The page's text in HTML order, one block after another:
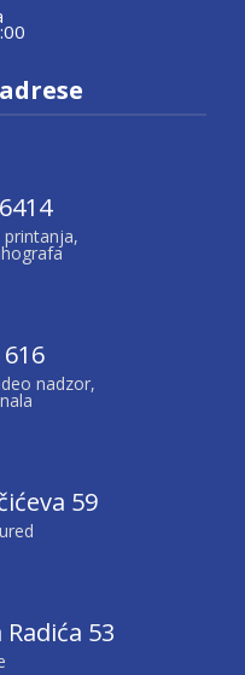
printanja,
nadzor,
59
53